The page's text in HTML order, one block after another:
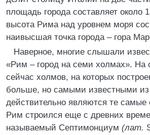
площадь города составляет около
высота Рима над уровнем моря
наивысшая точка города – гора
Наверное, многие слышали
«Рим – город на семи холмах». На
сейчас холмов, на которых
больше, но самыми известными из
действительно являются те самые
Рим строился еще с древних
называемый Септимонциум (лат.